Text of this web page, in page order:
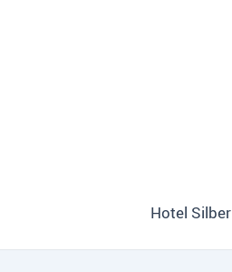
Hotel Silber